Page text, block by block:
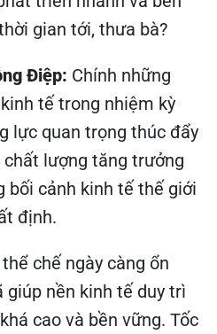
gian tới, thưa bà?
Điệp: Chính những
tế trong nhiệm kỳ
lực quan trọng thúc đẩy
chất lượng tăng trưởng
bối cảnh kinh tế thế giới
định.
chế ngày càng ổn
giúp nền kinh tế duy trì
cao và bền vững. Tốc